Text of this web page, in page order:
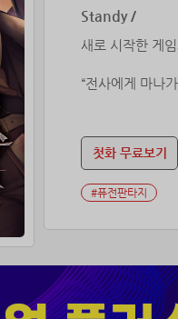
Standy /
새로 시작한 게
“전사에게 마나
같은 생각으로
심지어 오러까지
여기서 살아남
첫화 무료보기
#퓨전판타지